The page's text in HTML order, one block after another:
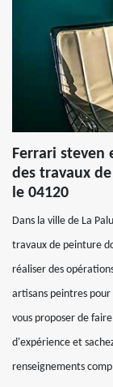
Ferrari steven
des travaux
le 04120
Dans la ville de La
travaux de peinture
réaliser des
artisans peintres
vous proposer de
d'expérience et
renseignements